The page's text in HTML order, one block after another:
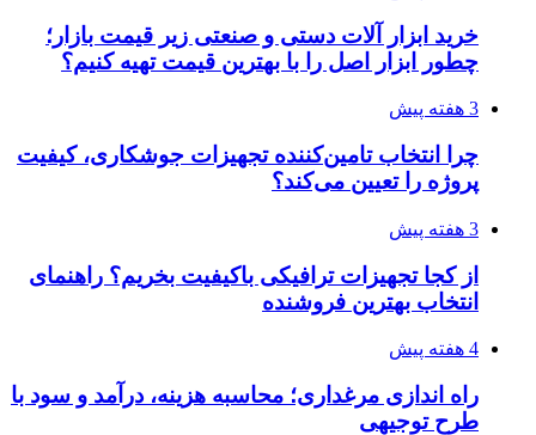
خرید ابزار آلات دستی و صنعتی زیر قیمت بازار؛
چطور ابزار اصل را با بهترین قیمت تهیه کنیم؟
3 هفته پیش
چرا انتخاب تامین‌کننده تجهیزات جوشکاری، کیفیت
پروژه را تعیین می‌کند؟
3 هفته پیش
از کجا تجهیزات ترافیکی باکیفیت بخریم؟ راهنمای
انتخاب بهترین فروشنده
4 هفته پیش
راه اندازی مرغداری؛ محاسبه هزینه، درآمد و سود با
طرح توجیهی